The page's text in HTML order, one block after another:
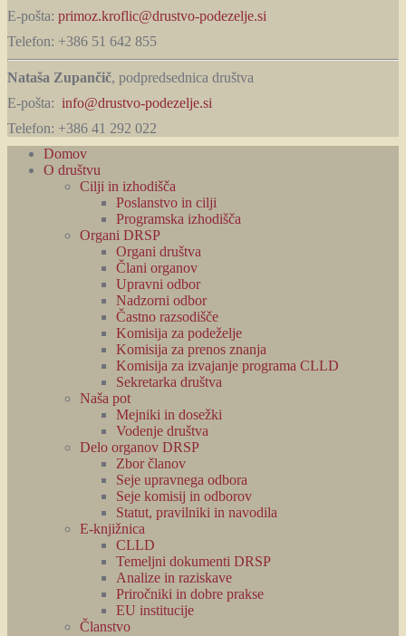
E-pošta: primoz.kroflic@drustvo-podezelje.si
Telefon: +386 51 642 855
Nataša Zupančič, podpredsednica društva
E-pošta: info@drustvo-podezelje.si
Telefon: +386 41 292 022
Domov
O društvu
Cilji in izhodišča
Poslanstvo in cilji
Programska izhodišča
Organi DRSP
Organi društva
Člani organov
Upravni odbor
Nadzorni odbor
Častno razsodišče
Komisija za podeželje
Komisija za prenos znanja
Komisija za izvajanje programa CLLD
Sekretarka društva
Naša pot
Mejniki in dosežki
Vodenje društva
Delo organov DRSP
Zbor članov
Seje upravnega odbora
Seje komisij in odborov
Statut, pravilniki in navodila
E-knjižnica
CLLD
Temeljni dokumenti DRSP
Analize in raziskave
Priročniki in dobre prakse
EU institucije
Članstvo